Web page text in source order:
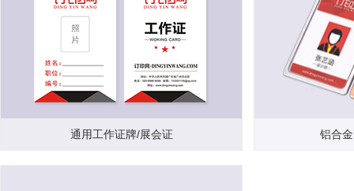
通用工作证牌/展会证 铝合